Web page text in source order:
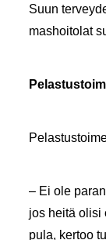
Suun
mas­hoi­to­lat
– Ei ole
jos heitä olisi
pu­la, ker­too